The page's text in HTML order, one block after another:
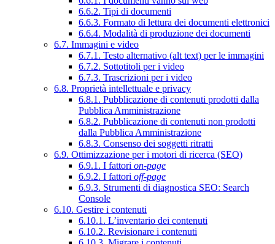
6.6.2. Tipi di documenti
6.6.3. Formato di lettura dei documenti elettronici
6.6.4. Modalità di produzione dei documenti
6.7. Immagini e video
6.7.1. Testo alternativo (alt text) per le immagini
6.7.2. Sottotitoli per i video
6.7.3. Trascrizioni per i video
6.8. Proprietà intellettuale e privacy
6.8.1. Pubblicazione di contenuti prodotti dalla
Pubblica Amministrazione
6.8.2. Pubblicazione di contenuti non prodotti
dalla Pubblica Amministrazione
6.8.3. Consenso dei soggetti ritratti
6.9. Ottimizzazione per i motori di ricerca (SEO)
6.9.1. I fattori on-page
6.9.2. I fattori off-page
6.9.3. Strumenti di diagnostica SEO: Search
Console
6.10. Gestire i contenuti
6.10.1. L’inventario dei contenuti
6.10.2. Revisionare i contenuti